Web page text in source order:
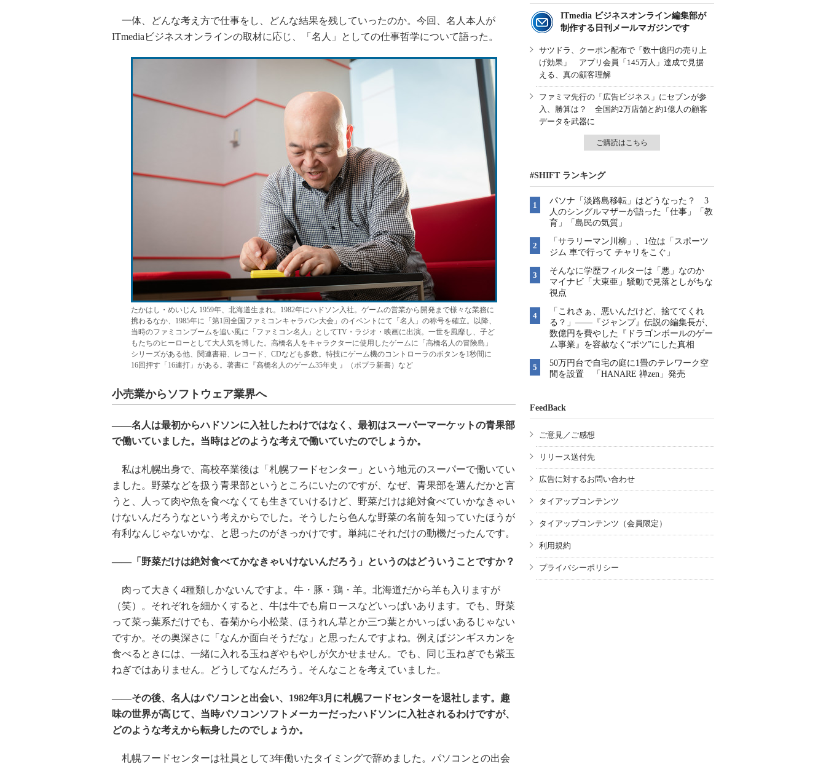
一体、どんな考え方で仕事をし、どんな結果を残していったのか。今回、名人本人が
ITmediaビジネスオンラインの取材に応じ、「名人」としての仕事哲学について語った。
たかはし・めいじん 1959年、北海道生まれ。1982年にハドソン入社。ゲームの営業から開発まで様々な業務に
携わるなか、1985年に「第1回全国ファミコンキャラバン大会」のイベントにて「名人」の称号を確立。以降、
当時のファミコンブームを追い風に「ファミコン名人」としてTV・ラジオ・映画に出演。一世を風靡し、子ど
もたちのヒーローとして大人気を博した。高橋名人をキャラクターに使用したゲームに「高橋名人の冒険島」
シリーズがある他、関連書籍、レコード、CDなども多数。特技にゲーム機のコントローラのボタンを1秒間に
16回押す「16連打」がある。著書に『高橋名人のゲーム35年史 』（ポプラ新書）など
小売業からソフトウェア業界へ
――名人は最初からハドソンに入社したわけではなく、最初はスーパーマーケットの青果部
で働いていました。当時はどのような考えで働いていたのでしょうか。
私は札幌出身で、高校卒業後は「札幌フードセンター」という地元のスーパーで働いてい
ました。野菜などを扱う青果部というところにいたのですが、なぜ、青果部を選んだかと言
うと、人って肉や魚を食べなくても生きていけるけど、野菜だけは絶対食べていかなきゃい
けないんだろうなという考えからでした。そうしたら色んな野菜の名前を知っていたほうが
有利なんじゃないかな、と思ったのがきっかけです。単純にそれだけの動機だったんです。
――「野菜だけは絶対食べてかなきゃいけないんだろう」というのはどういうことですか？
肉って大きく4種類しかないんですよ。牛・豚・鶏・羊。北海道だから羊も入りますが
（笑）。それぞれを細かくすると、牛は牛でも肩ロースなどいっぱいあります。でも、野菜
って菜っ葉系だけでも、春菊から小松菜、ほうれん草とか三つ葉とかいっぱいあるじゃない
ですか。その奥深さに「なんか面白そうだな」と思ったんですよね。例えばジンギスカンを
食べるときには、一緒に入れる玉ねぎやもやしが欠かせません。でも、同じ玉ねぎでも紫玉
ねぎではありません。どうしてなんだろう。そんなことを考えていました。
――その後、名人はパソコンと出会い、1982年3月に札幌フードセンターを退社します。趣
味の世界が高じて、当時パソコンソフトメーカーだったハドソンに入社されるわけですが、
どのような考えから転身したのでしょうか。
札幌フードセンターは社員として3年働いたタイミングで辞めました。パソコンとの出会
ITmedia ビジネスオンライン編集部が
制作する日刊メールマガジンです
サツドラ、クーポン配布で「数十億円の売り上
げ効果」 アプリ会員「145万人」達成で見据
える、真の顧客理解
ファミマ先行の「広告ビジネス」にセブンが参
入、勝算は？ 全国約2万店舗と約1億人の顧客
データを武器に
ご購読はこちら
#SHIFT ランキング
パソナ「淡路島移転」はどうなった？ 3
人のシングルマザーが語った「仕事」「教
育」「島民の気質」
「サラリーマン川柳」、1位は「スポーツ
ジム 車で行って チャリをこぐ」
そんなに学歴フィルターは「悪」なのか
マイナビ「大東亜」騒動で見落としがちな
視点
「これさぁ、悪いんだけど、捨ててくれ
る？」――『ジャンプ』伝説の編集長が、
数億円を費やした『ドラゴンボールのゲー
ム事業』を容赦なく“ボツ”にした真相
50万円台で自宅の庭に1畳のテレワーク空
間を設置 「HANARE 禅zen」発売
FeedBack
ご意見／ご感想
リリース送付先
広告に対するお問い合わせ
タイアップコンテンツ
タイアップコンテンツ（会員限定）
利用規約
プライバシーポリシー